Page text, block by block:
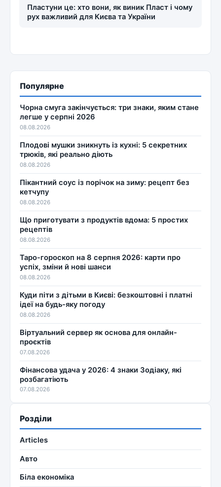
Пластуни це: хто вони, як виник Пласт і чому
рух важливий для Києва та України
Популярне
Чорна смуга закінчується: три знаки, яким стане
легше у серпні 2026
08.08.2026
Плодові мушки зникнуть із кухні: 5 секретних
трюків, які реально діють
08.08.2026
Пікантний соус із порічок на зиму: рецепт без
кетчупу
08.08.2026
Що приготувати з продуктів вдома: 5 простих
рецептів
08.08.2026
Таро-гороскоп на 8 серпня 2026: карти про
успіх, зміни й нові шанси
08.08.2026
Куди піти з дітьми в Києві: безкоштовні і платні
ідеї на будь-яку погоду
08.08.2026
Віртуальний сервер як основа для онлайн-
проєктів
07.08.2026
Фінансова удача у 2026: 4 знаки Зодіаку, які
розбагатіють
07.08.2026
Розділи
Articles
Авто
Біла економіка